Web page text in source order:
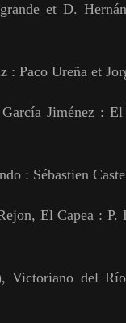
et D.
: Paco Ureña et
Jiménez :
: Sébastien
El Capea : P.
Victoriano del